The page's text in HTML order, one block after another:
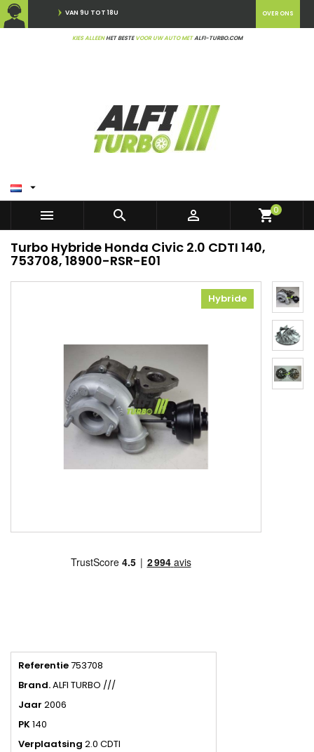
VAN 9U TOT 18U
KIES ALLEENHET BESTEVOOR UW AUTO METALFI-TURBO.COM
OVER ONS

   shopping_cart0
Turbo Hybride Honda Civic 2.0 CDTI 140,
753708, 18900-RSR-E01
Hybride
Referentie753708
Brand.ALFI TURBO ///
Jaar 2006
PK140
Verplaatsing 2.0 CDTI